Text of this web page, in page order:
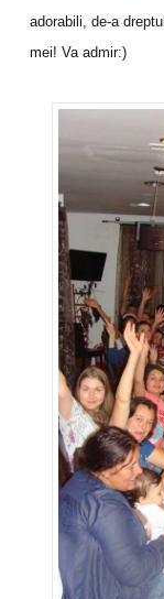
adorabili, de-a
mei! Va admir:)